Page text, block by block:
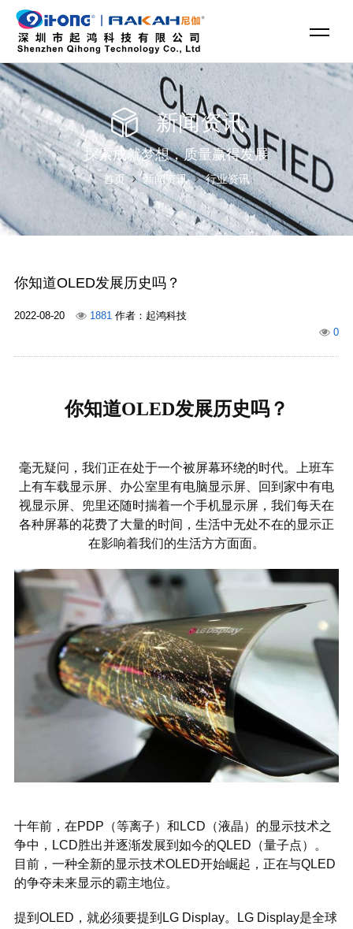
新闻资讯
探索成就梦想，质量赢得发展
首页 新闻资讯 行业资讯
你知道​OLED发展历史吗？
2022-08-20 1881作者：起鸿科技
0
你知道OLED发展历史吗？
毫无疑问，我们正在处于一个被屏幕环绕的时代。上班车
上有车载显示屏、办公室里有电脑显示屏、回到家中有电
视显示屏、兜里还随时揣着一个手机显示屏，我们每天在
各种屏幕的花费了大量的时间，生活中无处不在的显示正
在影响着我们的生活方方面面。
十年前，在PDP（等离子）和LCD（液晶）的显示技术之
争中，LCD胜出并逐渐发展到如今的QLED（量子点）。
目前，一种全新的显示技术OLED开始崛起，正在与QLED
的争夺未来显示的霸主地位。
提到OLED，就必须要提到LG Display。LG Display是全球